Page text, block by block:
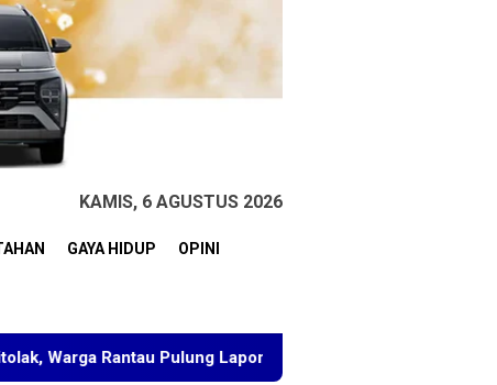
KAMIS, 6 AGUSTUS 2026
GAYA HIDUP OPINI
Pulung Laporkan BPN Kutim